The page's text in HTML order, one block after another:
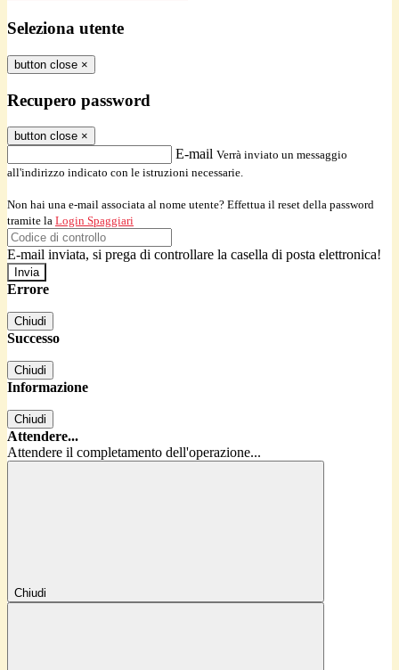
Seleziona utente
button close ×
Recupero password
button close ×
E-mail Verrà inviato un messaggio
all'indirizzo indicato con le istruzioni necessarie.
Non hai una e-mail associata al nome utente? Effettua il reset della password
tramite la Login Spaggiari
E-mail inviata, si prega di controllare la casella di posta elettronica!
Errore
Chiudi
Successo
Chiudi
Informazione
Chiudi
Attendere...
Attendere il completamento dell'operazione...
Chiudi